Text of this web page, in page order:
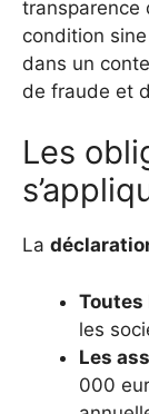
transparence
condition
dans un
de fraude et
Les
La
Toutes
les
Les
000